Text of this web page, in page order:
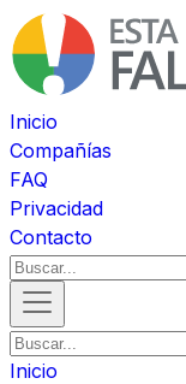
Inicio
Compañías
FAQ
Privacidad
Contacto
Inicio